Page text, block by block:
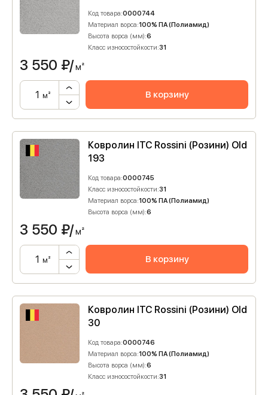
Код товара:0000744
Материал ворса:100% ПА (Полиамид)
Высота ворса (мм):6
Класс износостойкости:31
3 550 ₽/м²
м² В корзину
Ковролин ITC Rossini (Розини) Old
193
Код товара:0000745
Класс износостойкости:31
Материал ворса:100% ПА (Полиамид)
Высота ворса (мм):6
3 550 ₽/м²
м² В корзину
Ковролин ITC Rossini (Розини) Old
30
Код товара:0000746
Материал ворса:100% ПА (Полиамид)
Высота ворса (мм):6
Класс износостойкости:31